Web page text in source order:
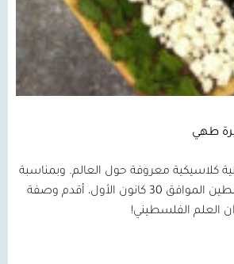
طهي
كلاسيكية معروفة حول العالم. وبمناسبة
يوم التضامن مع فلسطين الموافق 30 كانون الأول، أقدم وصفة
العلم الفلسطيني!